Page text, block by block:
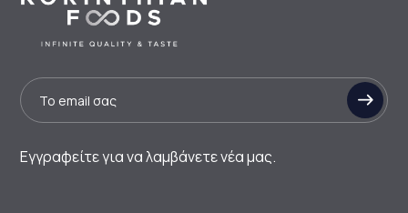
Εγγραφείτε για να λαμβάνετε νέα μας.